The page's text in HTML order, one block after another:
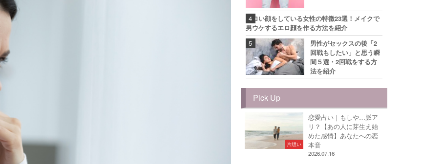
エロい顔をしている女性の特徴23選！メイクで
男ウケするエロ顔を作る方法を紹介
男性がセックスの後「2
回戦もしたい」と思う瞬
間５選・2回戦をする方
法を紹介
Pick Up
片想い
恋愛占い｜もしや…脈ア
リ？【あの人に芽生え始
めた感情】あなたへの恋
本音
2026.07.16